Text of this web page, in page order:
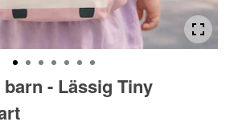
- Lässig Tiny